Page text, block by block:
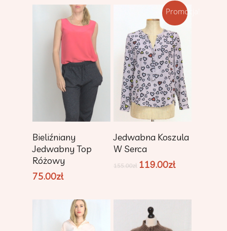
Dowiedz Się Więcej
Bieliźniany
Jedwabny Top
Różowy
75.00zł
Promocja!
Dodaj Do
Jedwabna Koszula
W Serca
155.00zł 119.00zł